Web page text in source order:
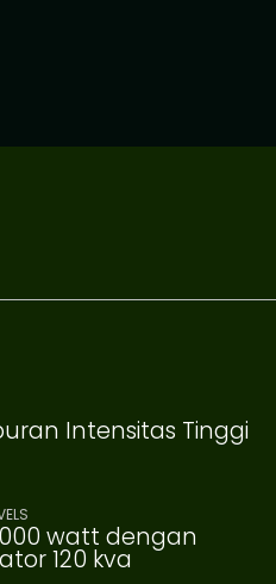
Intensitas Tinggi
watt dengan
120 kva